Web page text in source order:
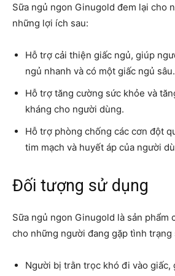
Sữa ngủ ngon Ginugold đem lại cho
những lợi ích sau:
Hỗ trợ cải thiện giấc ngủ, giúp
ngủ nhanh và có một giấc ngủ sâu.
Hỗ trợ tăng cường sức khỏe và
kháng cho người dùng.
Hỗ trợ phòng chống các cơn đột
tim mạch và huyết áp của người
Đối tượng sử dụng
Sữa ngủ ngon Ginugold là sản phẩm
cho những người đang gặp tình trạng
Người bị trằn trọc khó đi vào giấc,